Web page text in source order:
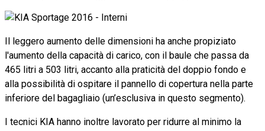
Il leggero aumento delle dimensioni ha anche propiziato
l'aumento della capacità di carico, con il baule che passa da
465 litri a 503 litri, accanto alla praticità del doppio fondo e
alla possibilità di ospitare il pannello di copertura nella parte
inferiore del bagagliaio (un’esclusiva in questo segmento).
I tecnici KIA hanno inoltre lavorato per ridurre al minimo la